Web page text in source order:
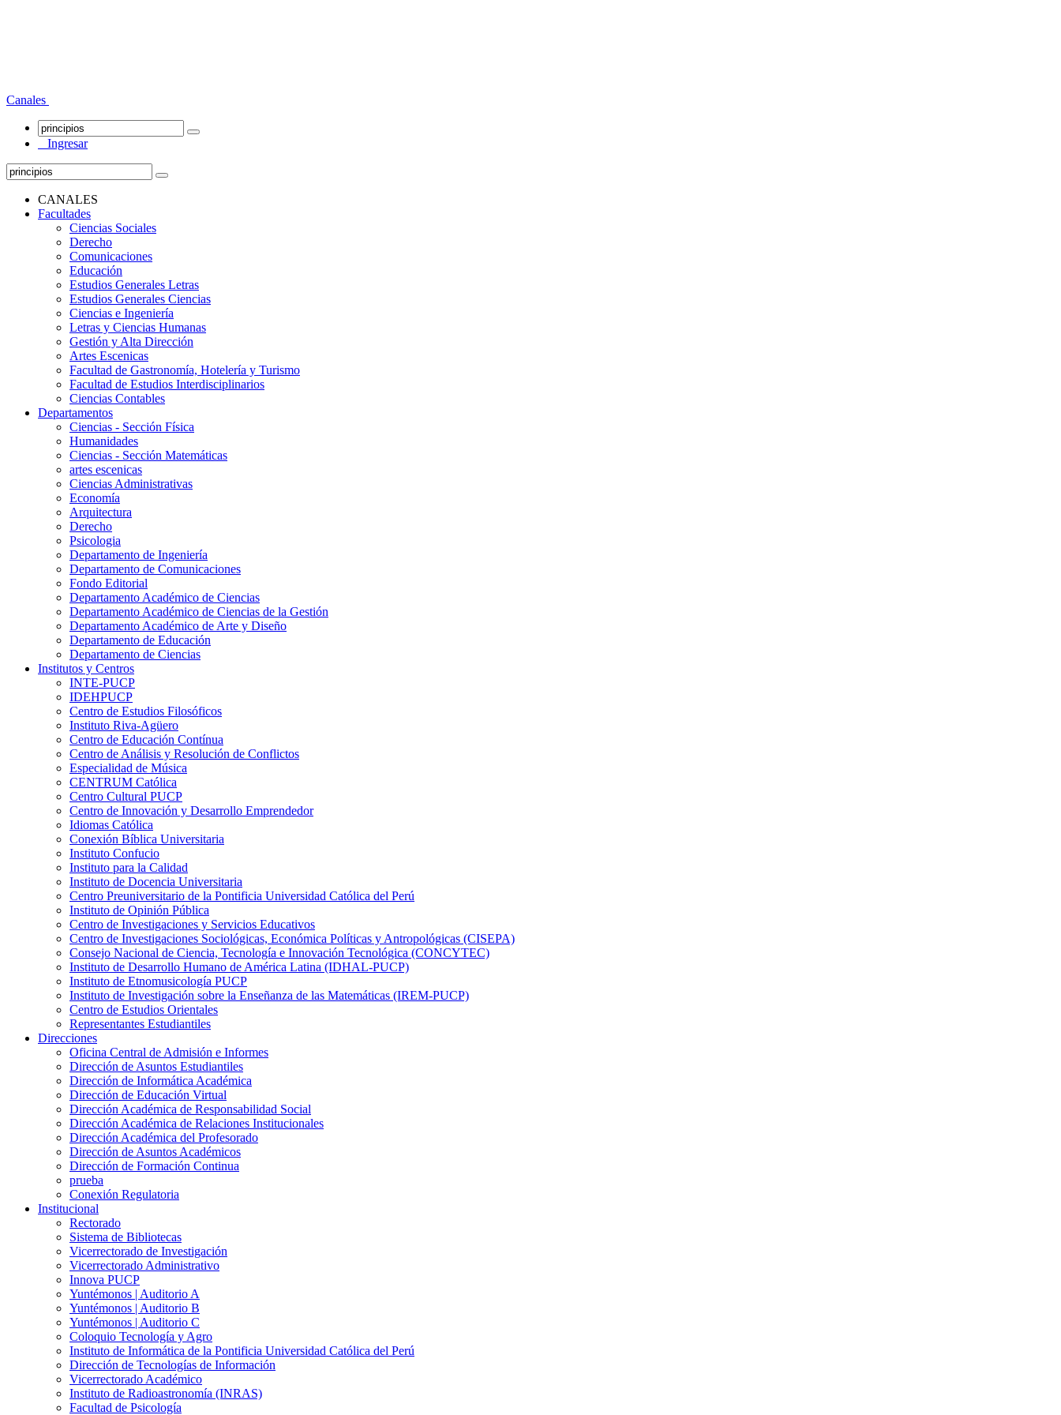
Canales
Ingresar
CANALES
Facultades
Ciencias Sociales
Derecho
Comunicaciones
Educación
Estudios Generales Letras
Estudios Generales Ciencias
Ciencias e Ingeniería
Letras y Ciencias Humanas
Gestión y Alta Dirección
Artes Escenicas
Facultad de Gastronomía, Hotelería y Turismo
Facultad de Estudios Interdisciplinarios
Ciencias Contables
Departamentos
Ciencias - Sección Física
Humanidades
Ciencias - Sección Matemáticas
artes escenicas
Ciencias Administrativas
Economía
Arquitectura
Derecho
Psicologia
Departamento de Ingeniería
Departamento de Comunicaciones
Fondo Editorial
Departamento Académico de Ciencias
Departamento Académico de Ciencias de la Gestión
Departamento Académico de Arte y Diseño
Departamento de Educación
Departamento de Ciencias
Institutos y Centros
INTE-PUCP
IDEHPUCP
Centro de Estudios Filosóficos
Instituto Riva-Agüero
Centro de Educación Contínua
Centro de Análisis y Resolución de Conflictos
Especialidad de Música
CENTRUM Católica
Centro Cultural PUCP
Centro de Innovación y Desarrollo Emprendedor
Idiomas Católica
Conexión Bíblica Universitaria
Instituto Confucio
Instituto para la Calidad
Instituto de Docencia Universitaria
Centro Preuniversitario de la Pontificia Universidad Católica del Perú
Instituto de Opinión Pública
Centro de Investigaciones y Servicios Educativos
Centro de Investigaciones Sociológicas, Económica Políticas y Antropológicas (CISEPA)
Consejo Nacional de Ciencia, Tecnología e Innovación Tecnológica (CONCYTEC)
Instituto de Desarrollo Humano de América Latina (IDHAL-PUCP)
Instituto de Etnomusicología PUCP
Instituto de Investigación sobre la Enseñanza de las Matemáticas (IREM-PUCP)
Centro de Estudios Orientales
Representantes Estudiantiles
Direcciones
Oficina Central de Admisión e Informes
Dirección de Asuntos Estudiantiles
Dirección de Informática Académica
Dirección de Educación Virtual
Dirección Académica de Responsabilidad Social
Dirección Académica de Relaciones Institucionales
Dirección Académica del Profesorado
Dirección de Asuntos Académicos
Dirección de Formación Continua
prueba
Conexión Regulatoria
Institucional
Rectorado
Sistema de Bibliotecas
Vicerrectorado de Investigación
Vicerrectorado Administrativo
Innova PUCP
Yuntémonos | Auditorio A
Yuntémonos | Auditorio B
Yuntémonos | Auditorio C
Coloquio Tecnología y Agro
Instituto de Informática de la Pontificia Universidad Católica del Perú
Dirección de Tecnologías de Información
Vicerrectorado Académico
Instituto de Radioastronomía (INRAS)
Facultad de Psicología